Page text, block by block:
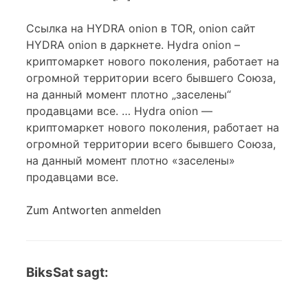
Ссылка на HYDRA onion в TOR, onion сайт
HYDRA onion в даркнете. Hydra onion –
криптомаркет нового поколения, работает на
огромной территории всего бывшего Союза,
на данный момент плотно „заселены“
продавцами все. … Hydra onion —
криптомаркет нового поколения, работает на
огромной территории всего бывшего Союза,
на данный момент плотно «заселены»
продавцами все.
Zum Antworten anmelden
BiksSatsagt: